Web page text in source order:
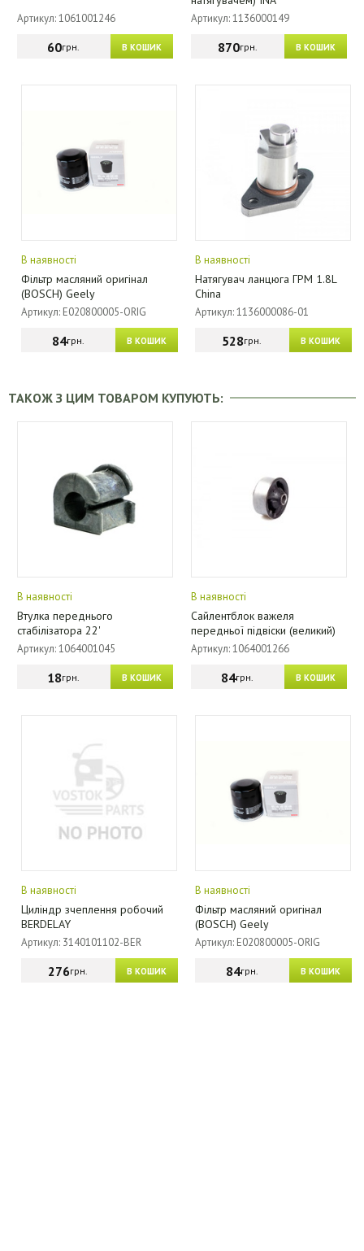
Артикул: 1061001246
В КОШИК
60грн.
Артикул: 1136000149
В КОШИК
870грн.
В наявності
Фільтр масляний оригінал
(BOSCH) Geely
Артикул: E020800005-ORIG
В КОШИК
84грн.
В наявності
Натягувач ланцюга ГРМ 1.8L
China
Артикул: 1136000086-01
В КОШИК
528грн.
ТАКОЖ З ЦИМ ТОВАРОМ КУПУЮТЬ:
В наявності
Втулка переднього
стабілізатора 22'
Артикул: 1064001045
В КОШИК
18грн.
В наявності
Сайлентблок важеля
передньої підвіски (великий)
Артикул: 1064001266
В КОШИК
84грн.
В наявності
Циліндр зчеплення робочий
BERDELAY
Артикул: 3140101102-BER
В КОШИК
276грн.
В наявності
Фільтр масляний оригінал
(BOSCH) Geely
Артикул: E020800005-ORIG
В КОШИК
84грн.